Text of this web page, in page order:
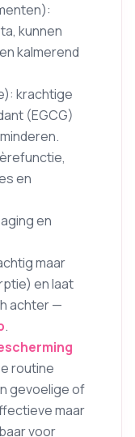
kunnen
kalmerend
krachtige
(EGCG)
en
en
maar
en laat
achter —
.
routine
gevoelige of
maar
voor